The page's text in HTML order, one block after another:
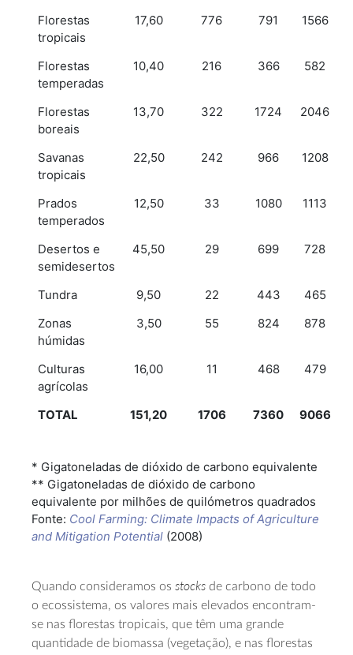
Florestas
tropicais
17,60 776 791 1566
Florestas
temperadas
10,40 216 366 582
Florestas
boreais
13,70 322 1724 2046
Savanas
tropicais
22,50 242 966 1208
Prados
temperados
12,50 33 1080 1113
Desertos e
semidesertos
45,50 29 699 728
Tundra 9,50 22 443
465
Zonas
húmidas
3,50 55 824 878
Culturas
agrícolas
16,00 11 468 479
TOTAL 151,20 1706 7360 9066
* Gigatoneladas de dióxido de carbono equivalente
** Gigatoneladas de dióxido de carbono
equivalente por milhões de quilómetros quadrados
Fonte: Cool Farming: Climate Impacts of Agriculture
and Mitigation Potential (2008)
Quando consideramos os stocks de carbono de todo
o ecossistema, os valores mais elevados encontram-
se nas florestas tropicais, que têm uma grande
quantidade de biomassa (vegetação), e nas florestas